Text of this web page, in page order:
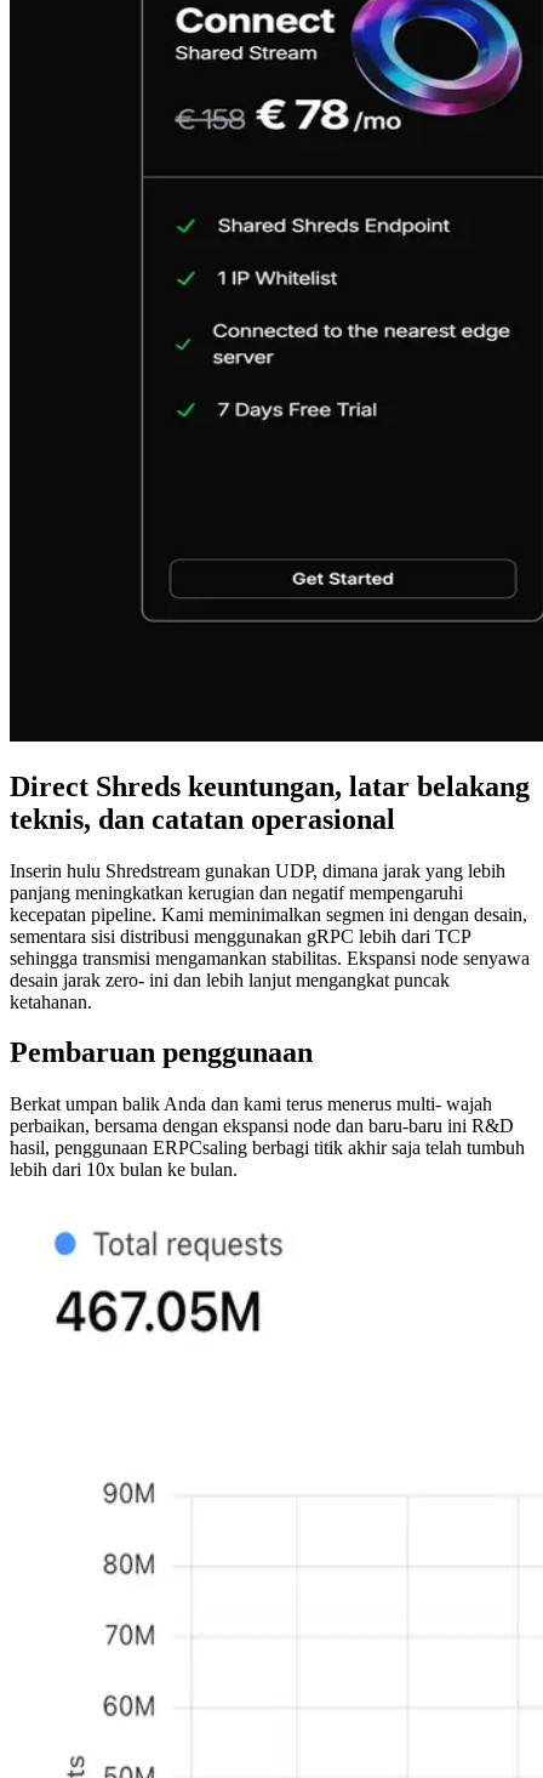
Direct Shreds keuntungan, latar belakang
teknis, dan catatan operasional
Inserin hulu Shredstream gunakan UDP, dimana jarak yang lebih
panjang meningkatkan kerugian dan negatif mempengaruhi
kecepatan pipeline. Kami meminimalkan segmen ini dengan desain,
sementara sisi distribusi menggunakan gRPC lebih dari TCP
sehingga transmisi mengamankan stabilitas. Ekspansi node senyawa
desain jarak zero- ini dan lebih lanjut mengangkat puncak
ketahanan.
Pembaruan penggunaan
Berkat umpan balik Anda dan kami terus menerus multi- wajah
perbaikan, bersama dengan ekspansi node dan baru-baru ini R&D
hasil, penggunaan ERPCsaling berbagi titik akhir saja telah tumbuh
lebih dari 10x bulan ke bulan.